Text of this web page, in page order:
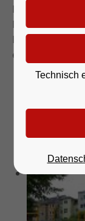
Bereich
Fotos sollen
Kindern oder
ein Besuch
Technisch